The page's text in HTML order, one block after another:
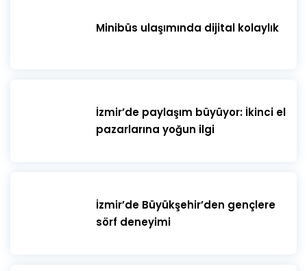
Minibüs ulaşımında dijital kolaylık
İzmir’de paylaşım büyüyor: İkinci el
pazarlarına yoğun ilgi
İzmir’de Büyükşehir’den gençlere
sörf deneyimi